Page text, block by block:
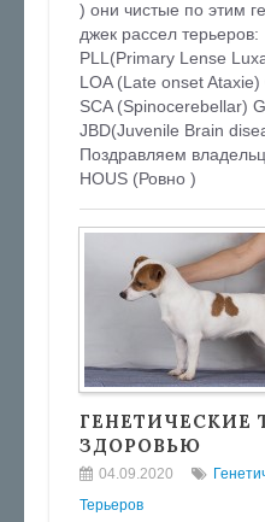
) они чистые по этим
джек рассел терьеров:
PLL(Primary Lense
LOA (Late onset
SCA (Spinocerebellar)
JBD(Juvenile Brain
Поздравляем
HOUS (Ровно )
ГЕНЕТИЧЕСКИЕ
ЗДОРОВЬЮ
04.09.2020
Терьеров